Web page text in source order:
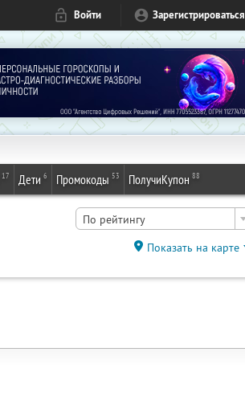
Войти Зарегистрироваться
17 Дети 6 Промокоды 53 ПолучиКупон 88
По рейтингу
Показать на карте